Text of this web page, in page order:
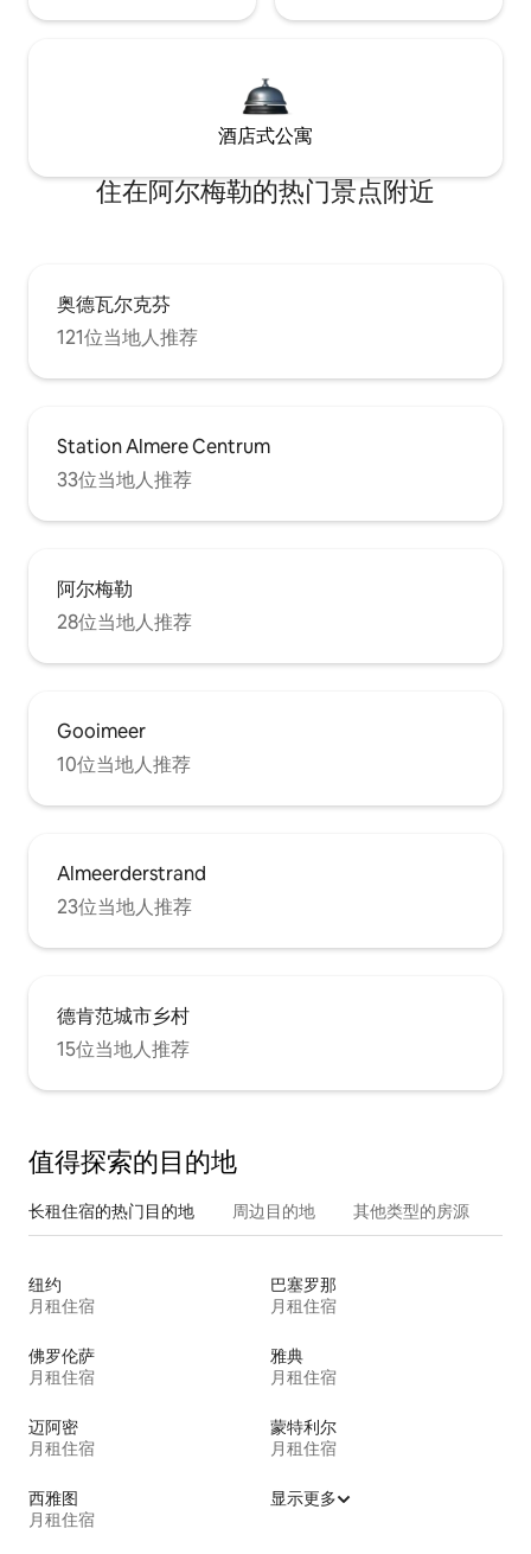
酒店式公寓
住在阿尔梅勒的热门景点附近
奥德瓦尔克芬
121位当地人推荐
Station Almere Centrum
33位当地人推荐
阿尔梅勒
28位当地人推荐
Gooimeer
10位当地人推荐
Almeerderstrand
23位当地人推荐
德肯范城市乡村
15位当地人推荐
值得探索的目的地
长租住宿的热门目的地 周边目的地 其他类型的房源
纽约
月租住宿
巴塞罗那
月租住宿
佛罗伦萨
月租住宿
雅典
月租住宿
迈阿密
月租住宿
蒙特利尔
月租住宿
西雅图
月租住宿
显示更多